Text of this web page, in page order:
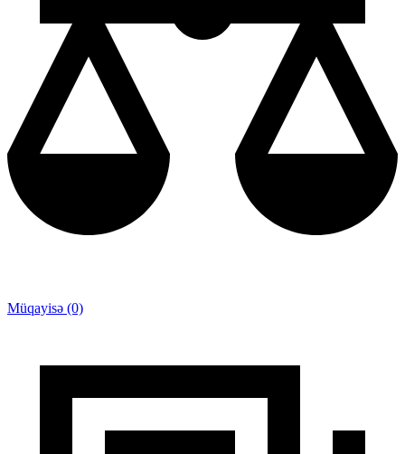
Müqayisə (0)